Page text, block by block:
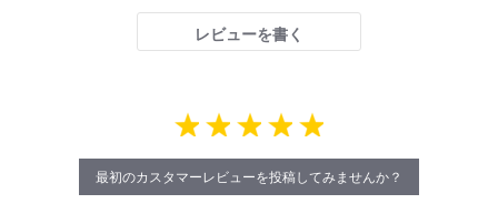
レビューを書く
最初のカスタマーレビューを投稿してみませんか？